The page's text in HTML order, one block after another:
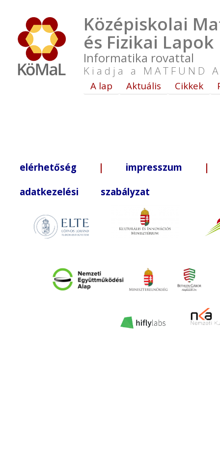
Középiskolai
és Fizikai Lapok
Informatika rovattal
Kiadja a MATFUND
A lap Aktuális Cikkek
elérhetőség | impresszum |
adatkezelési szabályzat